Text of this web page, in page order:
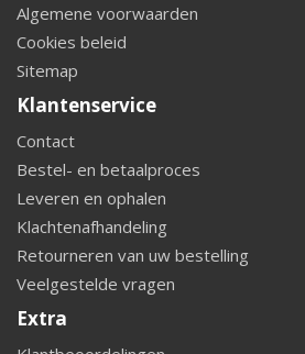
Algemene voorwaarden
Cookies beleid
Sitemap
Klantenservice
Contact
Bestel- en betaalproces
Leveren en ophalen
Klachtenafhandeling
Retourneren van uw bestelling
Veelgestelde vragen
Extra